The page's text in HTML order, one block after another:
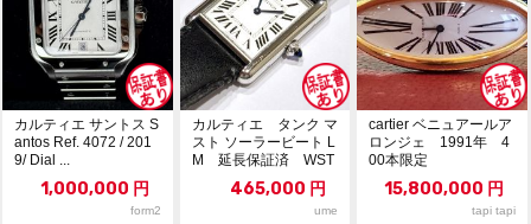
カルティエ サントス S
antos Ref. 4072 / 201
9/ Dial ...
1,000,000 円
form2
カルティエ タンク マ
スト ソーラービート L
M 延長保証済 WST
465,000 円
ume
cartier ベニュアールア
ロンジェ 1991年 4
00本限定
15,800,000 円
tapi tapi